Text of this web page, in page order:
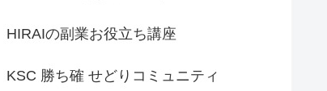
HIRAIの副業お役立ち講座
KSC 勝ち確 せどりコミュニティ